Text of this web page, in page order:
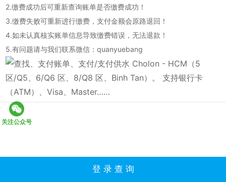
2.缴费成功后可重新查询账单是否缴费成功！
3.缴费失败可重新进行缴费，支付金额会原路退回！
4.如未认真核实账单信息导致缴费错误，无法退款！
5.有问题请与我们联系微信：quanyuebang
登 录 查 询
关注公众号